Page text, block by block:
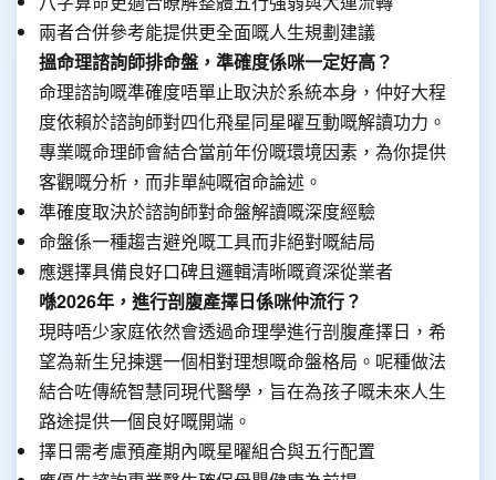
兩者合併參考能提供更全面嘅人生規劃建議
搵命理諮詢師排命盤，準確度係咪一定好高？
命理諮詢嘅準確度唔單止取決於系統本身，仲好大程
度依賴於諮詢師對四化飛星同星曜互動嘅解讀功力。
專業嘅命理師會結合當前年份嘅環境因素，為你提供
客觀嘅分析，而非單純嘅宿命論述。
準確度取決於諮詢師對命盤解讀嘅深度經驗
命盤係一種趨吉避兇嘅工具而非絕對嘅結局
應選擇具備良好口碑且邏輯清晰嘅資深從業者
喺2026年，進行剖腹產擇日係咪仲流行？
現時唔少家庭依然會透過命理學進行剖腹產擇日，希
望為新生兒揀選一個相對理想嘅命盤格局。呢種做法
結合咗傳統智慧同現代醫學，旨在為孩子嘅未來人生
路途提供一個良好嘅開端。
擇日需考慮預產期內嘅星曜組合與五行配置